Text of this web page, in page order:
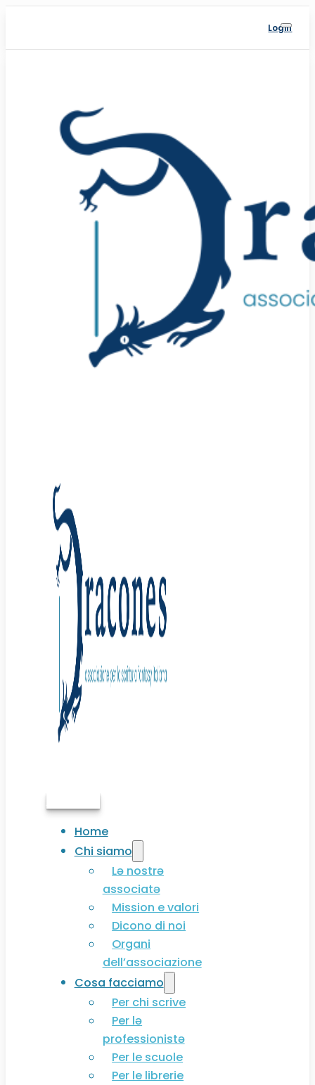
Login
Home
Chi siamo
Lə nostrə
associatə
Mission e valori
Dicono di noi
Organi
dell’associazione
Cosa facciamo
Per chi scrive
Per lə
professionistə
Per le scuole
Per le librerie